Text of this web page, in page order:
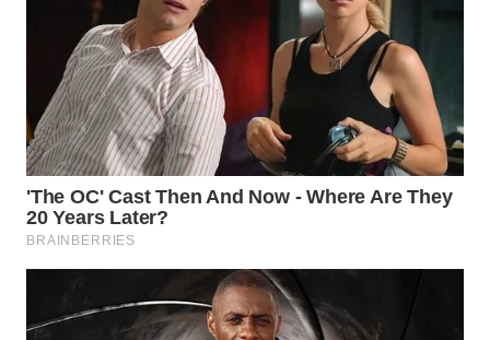
WN
SULSEL
WN
GORONTALO
WN
SULUT
MALUKU